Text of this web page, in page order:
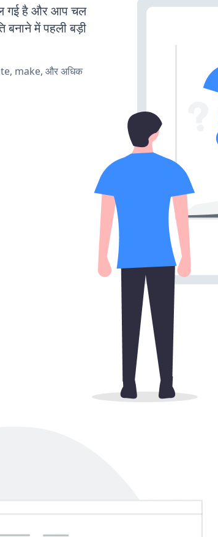
गई है और आप चल
में पहली बड़ी
make, और अधिक